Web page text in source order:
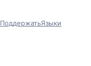
ПоддержатьЯзыки